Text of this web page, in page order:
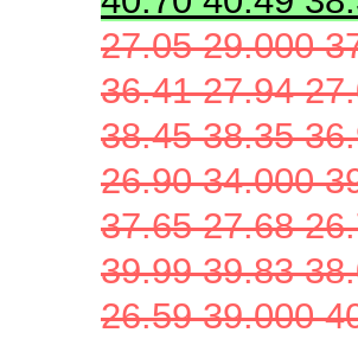
27.05 29.000
36.41 27.94
38.45 38.35
26.90 34.000
37.65 27.68
39.99 39.83
26.59 39.000